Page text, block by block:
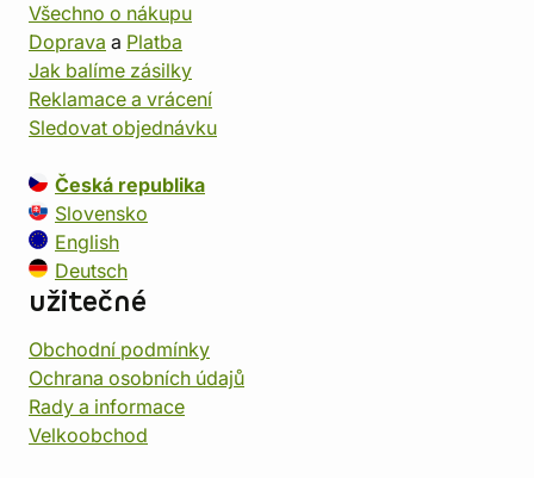
Všechno o nákupu
Doprava a Platba
Jak balíme zásilky
Reklamace a vrácení
Sledovat objednávku
Česká republika
Slovensko
English
Deutsch
užitečné
Obchodní podmínky
Ochrana osobních údajů
Rady a informace
Velkoobchod